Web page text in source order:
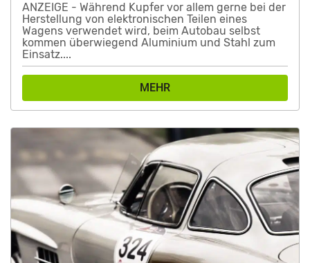
ANZEIGE - Während Kupfer vor allem gerne bei der
Herstellung von elektronischen Teilen eines
Wagens verwendet wird, beim Autobau selbst
kommen überwiegend Aluminium und Stahl zum
Einsatz....
MEHR